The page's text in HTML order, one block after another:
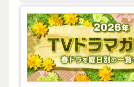
【2026年春】TVドラマガ